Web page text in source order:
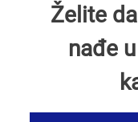
Želite
nađe